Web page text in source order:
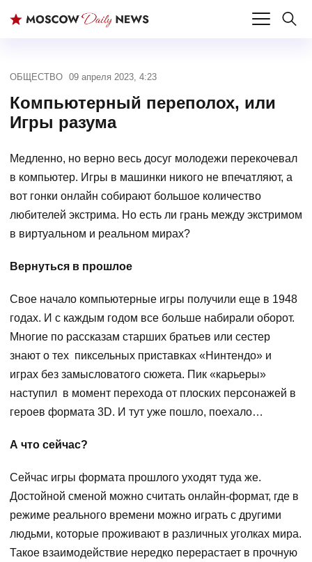
ОБЩЕСТВО 09 апреля 2023, 4:23
Компьютерный переполох, или
Игры разума
Медленно, но верно весь досуг молодежи перекочевал
в компьютер. Игры в машинки никого не впечатляют, а
вот гонки онлайн собирают большое количество
любителей экстрима. Но есть ли грань между экстримом
в виртуальном и реальном мирах?
Вернуться в прошлое
Свое начало компьютерные игры получили еще в 1948
годах. И с каждым годом все больше набирали оборот.
Многие по рассказам старших братьев или сестер
знают о тех пиксельных приставках «Нинтендо» и
играх без замысловатого сюжета. Пик «карьеры»
наступил в момент перехода от плоских персонажей в
героев формата 3D. И тут уже пошло, поехало…
А что сейчас?
Сейчас игры формата прошлого уходят туда же.
Достойной сменой можно считать онлайн-формат, где в
режиме реального времени можно играть с другими
людьми, которые проживают в различных уголках мира.
Такое взаимодействие нередко перерастает в прочную